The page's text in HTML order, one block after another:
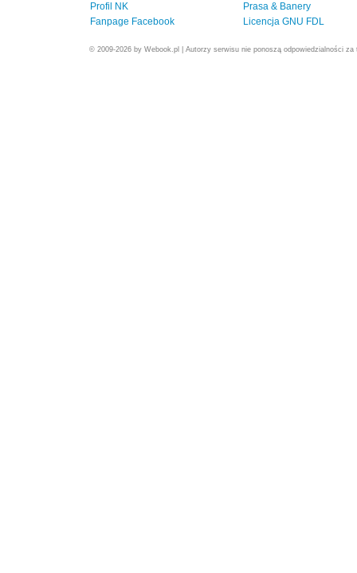
Profil NK
Fanpage Facebook
Prasa & Banery
Licencja GNU FDL
© 2009-2026 by Webook.pl | Autorzy serwisu nie ponoszą odpowiedzialności